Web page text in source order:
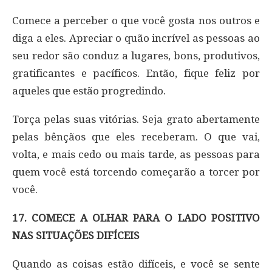
Comece a perceber o que você gosta nos outros e
diga a eles. Apreciar o quão incrível as pessoas ao
seu redor são conduz a lugares, bons, produtivos,
gratificantes e pacíficos. Então, fique feliz por
aqueles que estão progredindo.
Torça pelas suas vitórias. Seja grato abertamente
pelas bênçãos que eles receberam. O que vai,
volta, e mais cedo ou mais tarde, as pessoas para
quem você está torcendo começarão a torcer por
você.
17. COMECE A OLHAR PARA O LADO POSITIVO
NAS SITUAÇÕES DIFÍCEIS
Quando as coisas estão difíceis, e você se sente